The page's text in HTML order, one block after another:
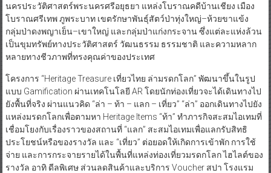
นครประวัติศาสตร์พระนครศรีอยุธยา แหล่งโบราณคดีบ้านเชียง เมือง
โบราณศรีเทพ ภูพระบาท เขตรักษาพันธุ์สัตว์ป่าทุ่งใหญ่–ห้วยขาแข้ง
กลุ่มป่าดงพญาเย็น–เขาใหญ่ และกลุ่มป่าแก่งกระจาน ซึ่งแต่ละแห่งล้วน
เป็นขุมทรัพย์ทางประวัติศาสตร์ วัฒนธรรม ธรรมชาติ และความหลาก
หลายทางชีวภาพที่ทรงคุณค่าของประเทศ
โครงการ “Heritage Treasure เที่ยวไทย ล่ามรดกโลก” พัฒนาขึ้นในรูป
แบบ Gamification ผ่านเทคโนโลยี AR โดยนักท่องเที่ยวจะได้เดินทางไป
ยังพื้นที่จริง ผ่านแนวคิด “ล่า – ท้า – แลก – เที่ยว” “ล่า” ออกเดินทางไปยัง
แหล่งมรดกโลกเพื่อตามหา Heritage Items “ท้า” ทำภารกิจสะสมไอเทมที่
เชื่อมโยงกับเรื่องราวของสถานที่ “แลก” สะสมไอเทมเพื่อแลกรับสิทธิ
ประโยชน์หรือของรางวัล และ “เที่ยว” ต่อยอดให้เกิดการเข้าพัก การใช้
จ่าย และการกระจายรายได้ในพื้นที่แหล่งท่องเที่ยวมรดกโลก ไฮไลต์ของ
รางวัล อาทิ ดีลพิเศษ ส่วนลดสินค้าและบริการ Voucher สปา โรงแรม